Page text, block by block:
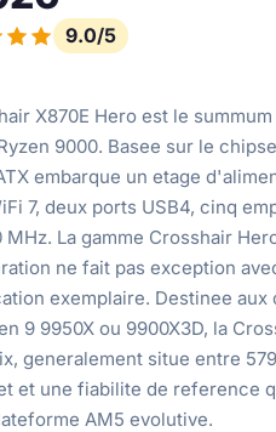
9.0/5
X870E Hero est le
9000. Basee sur le
embarque un etage
7, deux ports USB4, cinq
MHz. La gamme Crosshair
ne fait pas exception
exemplaire. Destinee
9 9950X ou 9900X3D, la
generalement situe entre
et une fiabilite de reference
AM5 evolutive.